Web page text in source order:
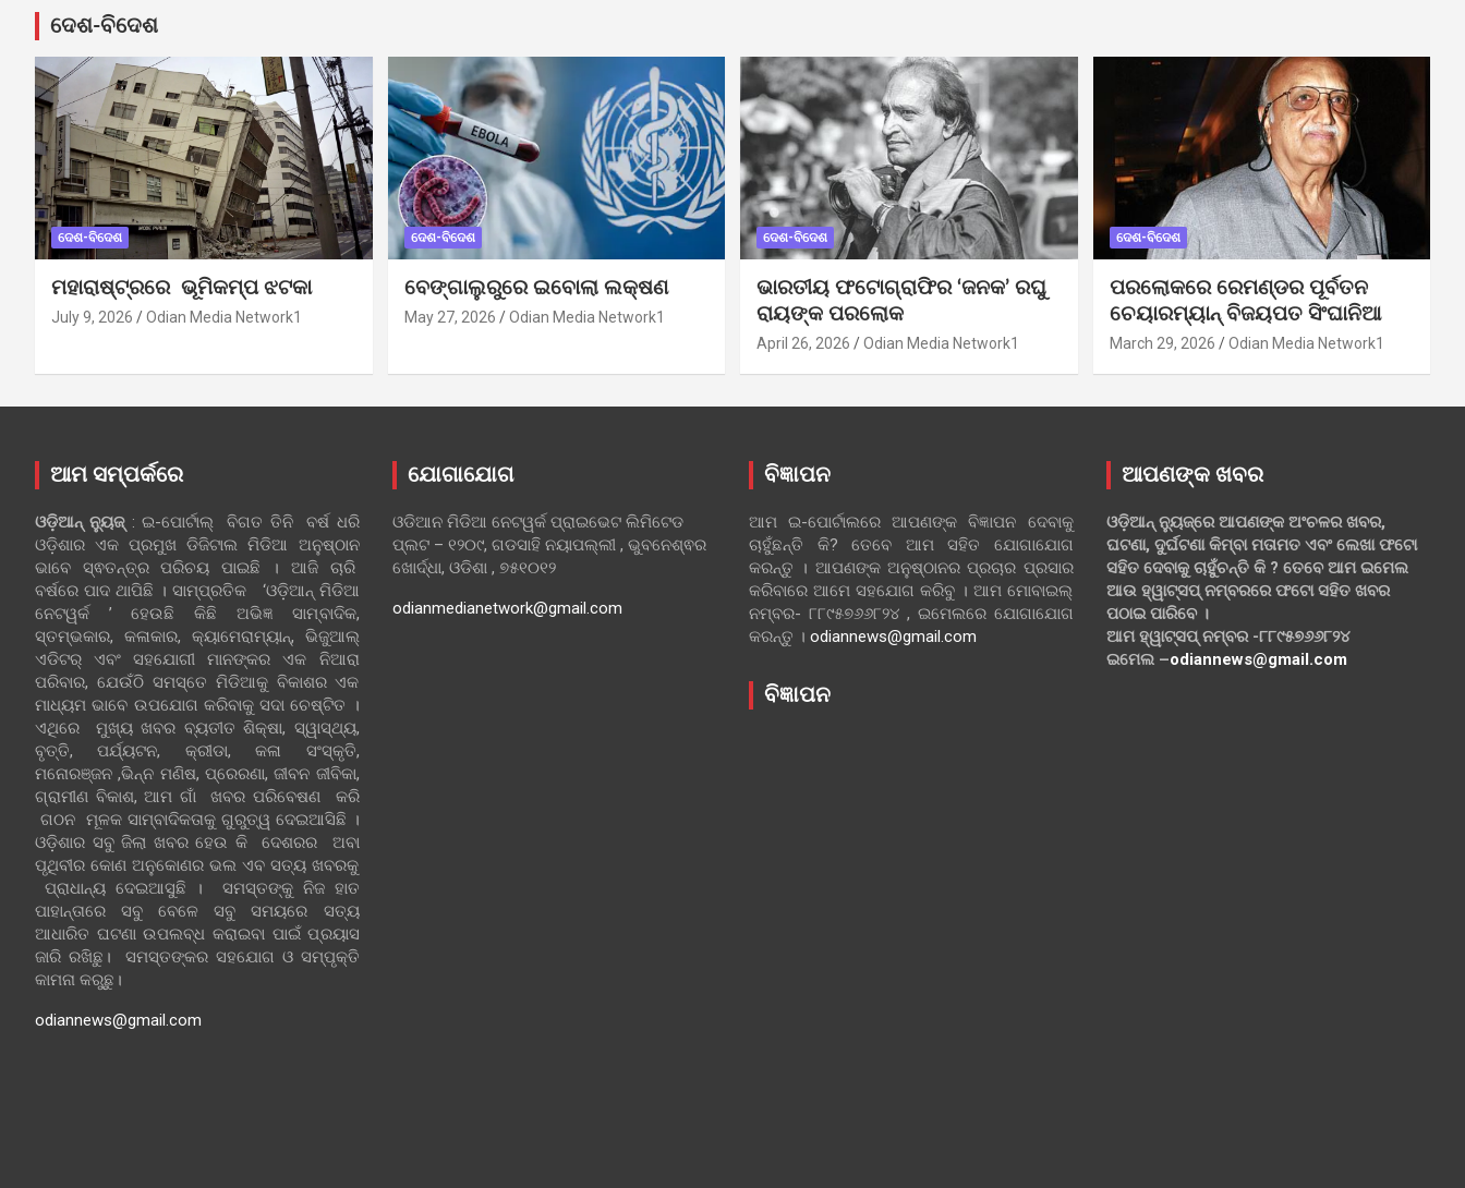
ଦେଶ-ବିଦେଶ
ଦେଶ-ବିଦେଶ
ମହାରାଷ୍ଟ୍ରରେ ଭୂମିକମ୍ପ ଝଟକା
July 9, 2026 Odian Media Network1
ଦେଶ-ବିଦେଶ
ବେଙ୍ଗାଲୁରୁରେ ଇବୋଲା ଲକ୍ଷଣ
May 27, 2026 Odian Media Network1
ଦେଶ-ବିଦେଶ
ଭାରତୀୟ ଫଟୋଗ୍ରାଫିର ‘ଜନକ’ ରଘୁ
ରାୟଙ୍କ ପରଲୋକ
April 26, 2026 Odian Media Network1
ଦେଶ-ବିଦେଶ
ପରଲୋକରେ ରେମଣ୍ଡର ପୂର୍ବତନ
ଚେୟାରମ୍ୟାନ୍ ବିଜୟପତ ସିଂଘାନିଆ
March 29, 2026 Odian Media Network1
ଆମ ସମ୍ପର୍କରେ
ଓଡ଼ିଆନ୍‍ ନ୍ୟୁଜ୍‍: ଇ-ପୋର୍ଟାଲ୍ ବିଗତ ତିନି ବର୍ଷ ଧରି
ଓଡ଼ିଶାର ଏକ ପ୍ରମୁଖ ଡିଜିଟାଲ ମିଡିଆ ଅନୁଷ୍ଠାନ
ଭାବେ ସ୍ଵତନ୍ତ୍ର ପରିଚୟ ପାଇଛି । ଆଜି ଚାରି
ବର୍ଷରେ ପାଦ ଥାପିଛି । ସାମ୍ପ୍ରତିକ ‘ଓଡ଼ିଆନ୍‍ ମିଡିଆ
ନେଟୱର୍କ ’ ହେଉଛି କିଛି ଅଭିଜ୍ଞ ସାମ୍ବାଦିକ,
ସ୍ତମ୍ଭକାର, କଳାକାର, କ୍ୟାମେରାମ୍ୟାନ୍, ଭିଜୁଆଲ୍
ଏଡିଟର୍ ଏବଂ ସହଯୋଗୀ ମାନଙ୍କର ଏକ ନିଆରା
ପରିବାର, ଯେଉଁଠି ସମସ୍ତେ ମିଡିଆକୁ ବିକାଶର ଏକ
ମାଧ୍ୟମ ଭାବେ ଉପଯୋଗ କରିବାକୁ ସଦା ଚେଷ୍ଟିତ ।
ଏଥିରେ ମୁଖ୍ୟ ଖବର ବ୍ୟତୀତ ଶିକ୍ଷା, ସ୍ୱାସ୍ଥ୍ୟ,
ବୃତ୍ତି, ପର୍ଯ୍ୟଟନ, କ୍ରୀଡା, କଳା ସଂସ୍କୃତି,
ମନୋରଞ୍ଜନ ,ଭିନ୍ନ ମଣିଷ, ପ୍ରେରଣା, ଜୀବନ ଜୀବିକା,
ଗ୍ରାମୀଣ ବିକାଶ, ଆମ ଗାଁ ଖବର ପରିବେଷଣ କରି
ଗଠନ ମୂଳକ ସାମ୍ବାଦିକତାକୁ ଗୁରୁତ୍ୱ ଦେଇଆସିଛି ।
ଓଡ଼ିଶାର ସବୁ ଜିଲା ଖବର ହେଉ କି ଦେଶରର ଅବା
ପୃଥିବୀର କୋଣ ଅନୁକୋଣର ଭଲ ଏବ ସତ୍ୟ ଖବରକୁ
ପ୍ରାଧାନ୍ୟ ଦେଇଆସୁଛି । ସମସ୍ତଙ୍କୁ ନିଜ ହାତ
ପାହାନ୍ତାରେ ସବୁ ବେଳେ ସବୁ ସମୟରେ ସତ୍ୟ
ଆଧାରିତ ଘଟଣା ଉପଲବ୍ଧ କରାଇବା ପାଇଁ ପ୍ରୟାସ
ଜାରି ରଖିଛୁ। ସମସ୍ତଙ୍କର ସହଯୋଗ ଓ ସମ୍ପୃକ୍ତି
କାମନା କରୁଛୁ।
odiannews@gmail.com
ଯୋଗାଯୋଗ
ଓଡିଆନ ମିଡିଆ ନେଟୱର୍କ ପ୍ରାଇଭେଟ ଲିମିଟେଡ
ପ୍ଲଟ – ୧୨୦୯, ଗଡସାହି ନୟାପଲ୍ଲୀ , ଭୁବନେଶ୍ଵର
ଖୋର୍ଦ୍ଧା, ଓଡିଶା , ୭୫୧୦୧୨
odianmedianetwork@gmail.com
ବିଜ୍ଞାପନ
ଆମ ଇ-ପୋର୍ଟାଲରେ ଆପଣଙ୍କ ବିଜ୍ଞାପନ ଦେବାକୁ
ଚାହୁଁଛନ୍ତି କି? ତେବେ ଆମ ସହିତ ଯୋଗାଯୋଗ
କରନ୍ତୁ । ଆପଣଙ୍କ ଅନୁଷ୍ଠାନର ପ୍ରଚାର ପ୍ରସାର
କରିବାରେ ଆମେ ସହଯୋଗ କରିବୁ । ଆମ ମୋବାଇଲ୍
ନମ୍ବର- ୮୮୯୫୭୬୬୮୨୪ , ଇମେଲରେ ଯୋଗାଯୋଗ
କରନ୍ତୁ । odiannews@gmail.com
ବିଜ୍ଞାପନ
ଆପଣଙ୍କ ଖବର
ଓଡ଼ିଆନ୍ ନ୍ୟୁଜ୍‌ରେ ଆପଣଙ୍କ ଅଂଚଳର ଖବର,
ଘଟଣା, ଦୁର୍ଘଟଣା କିମ୍ବା ମତାମତ ଏବଂ ଲେଖା ଫଟୋ
ସହିତ ଦେବାକୁ ଚାହୁଁଚନ୍ତି କି ? ତେବେ ଆମ ଇମେଲ
ଆଉ ହ୍ୱାଟ୍‌ସପ୍ ନମ୍ବରରେ ଫଟୋ ସହିତ ଖବର
ପଠାଇ ପାରିବେ ।
ଆମ ହ୍ୱାଟ୍‌ସପ୍ ନମ୍ବର -୮୮୯୫୭୬୬୮୨୪
ଇମେଲ –odiannews@gmail.com